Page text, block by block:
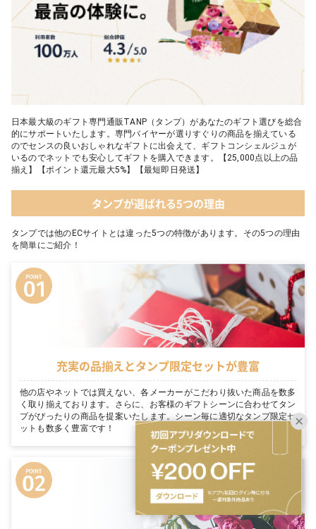
日本最大級のギフト専門通販TANP（タンプ）があなたのギフト選びを総合
的にサポートいたします。専門バイヤーが選りすぐりの商品を揃えている
のでセンスの良いおしゃれなギフトに出会えて、ギフトコンシェルジュが
いるのでネットでも安心してギフトを購入できます。【25,000点以上の品
揃え】【ポイント還元最大5%】【最短即日発送】
タンプが選ばれる5つの理由
タンプでは他のECサイトとは違った5つの特徴があります。その5つの理由
を簡単にご紹介！
充実の品揃えとタンプ限定セットが豊富
他の店やネットでは買えない、各メーカーがこだわり抜いた商品を数多
く取り揃えております。さらに、お客様のギフトシーンに合わせてタン
プがぴったりの商品を提案いたします。シーン毎に適切なタンプ限定セ
ットも数多く豊富です！